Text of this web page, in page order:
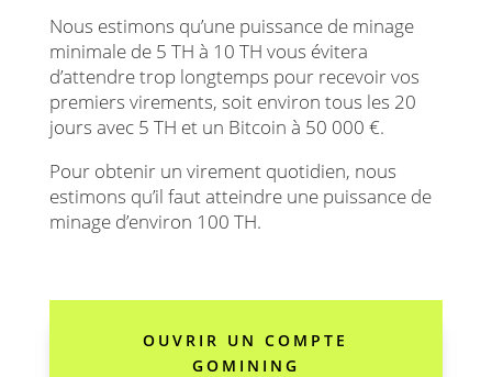
Nous estimons qu’une puissance de minage
minimale de 5 TH à 10 TH vous évitera
d’attendre trop longtemps pour recevoir vos
premiers virements, soit environ tous les 20
jours avec 5 TH et un Bitcoin à 50 000 €.
Pour obtenir un virement quotidien, nous
estimons qu’il faut atteindre une puissance de
minage d’environ 100 TH.
OUVRIR UN COMPTE
GOMINING